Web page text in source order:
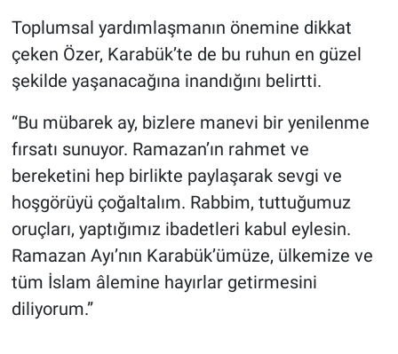
Toplumsal yardımlaşmanın önemine dikkat
çeken Özer, Karabük’te de bu ruhun en güzel
şekilde yaşanacağına inandığını belirtti.
“Bu mübarek ay, bizlere manevi bir yenilenme
fırsatı sunuyor. Ramazan’ın rahmet ve
bereketini hep birlikte paylaşarak sevgi ve
hoşgörüyü çoğaltalım. Rabbim, tuttuğumuz
oruçları, yaptığımız ibadetleri kabul eylesin.
Ramazan Ayı’nın Karabük’ümüze, ülkemize ve
tüm İslam âlemine hayırlar getirmesini
diliyorum.”